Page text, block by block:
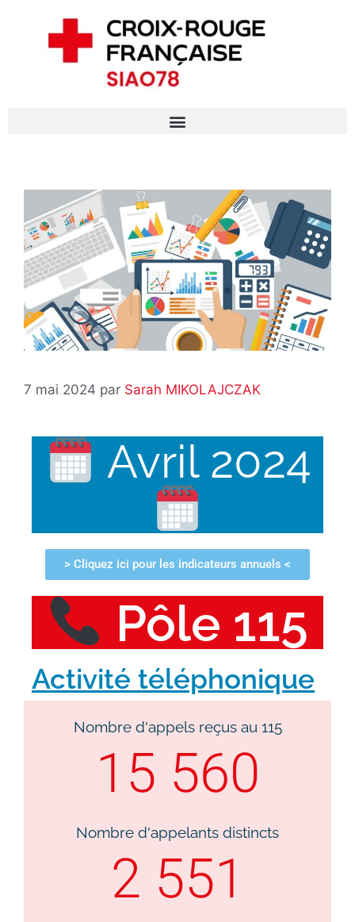
7 mai 2024 par Sarah MIKOLAJCZAK
Avril 2024
> Cliquez ici pour les indicateurs annuels <
Pôle 115
Activité téléphonique
Nombre d'appels reçus au 115​
15 560
Nombre d'appelants distincts​
2 551